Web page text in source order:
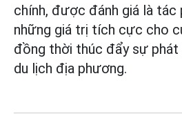
chính, được đánh giá là tác
những giá trị tích cực cho
đồng thời thúc đẩy sự phát
du lịch địa phương.